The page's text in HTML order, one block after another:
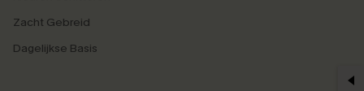
Zacht Gebreid
Dagelijkse Basis